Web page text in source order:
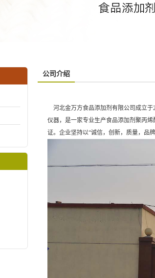
公司介绍
河北金万方食品添加剂有限公司成立于
仪器，是一家专业生产食品添加剂聚丙
证。企业坚持以“诚信，创新，质量，品